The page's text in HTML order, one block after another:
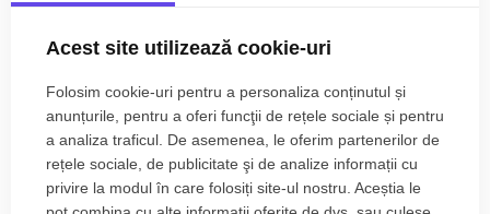
• Hol;
• 3 bai;
• 3 dormitoare;
• Hol intermediar;
• Debara;
• Dressing;
Specificații
Canalizare
Gaz
CATV
Telefon
Acces internet
Fibra optica
Acest site utilizează cookie-uri
Folosim cookie-uri pentru a personaliza conținutul și
anunțurile, pentru a oferi funcţii de rețele sociale și pentru
a analiza traficul. De asemenea, le oferim partenerilor de
rețele sociale, de publicitate şi de analize informații cu
privire la modul în care folosiți site-ul nostru. Aceștia le